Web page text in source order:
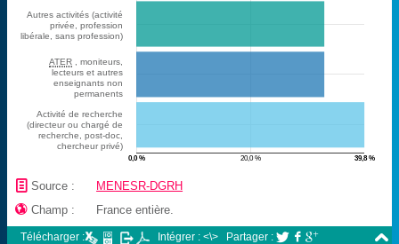
20,0 %
0,0 % 39,8 %
Autres activités (activité
privée, profession
libérale, sans profession)
ATER , moniteurs,
lecteurs et autres
enseignants non
permanents
Activité de recherche
(directeur ou chargé de
recherche, post-doc,
chercheur privé)
📄 Source : MENESR-DGRH
 Champ : France entière.

Télécharger : Intégrer : <\> Partager :   